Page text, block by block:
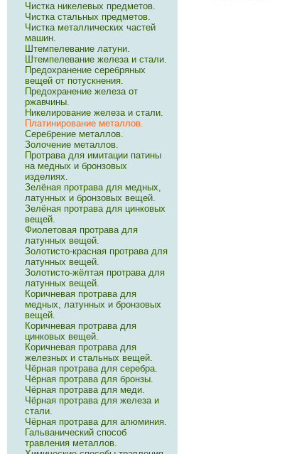
Чистка никелевых предметов.
Чистка стальных предметов.
Чистка металлических частей
машин.
Штемпелевание латуни.
Штемпелевание железа и стали.
Предохранение серебряных
вещей от потускнения.
Предохранение железа от
ржавчины.
Никелирование железа и стали.
Платинирование металлов.
Серебрение металлов.
Золочение металлов.
Протрава для имитации патины
на медных и бронзовых
изделиях.
Зелёная протрава для медных,
латунных и бронзовых вещей.
Зелёная протрава для цинковых
вещей.
Фиолетовая протрава для
латунных вещей.
Золотисто-красная протрава для
латунных вещей.
Золотисто-жёлтая протрава для
латунных вещей.
Коричневая протрава для
медных, латунных и бронзовых
вещей.
Коричневая протрава для
цинковых вещей.
Коричневая протрава для
железных и стальных вещей.
Чёрная протрава для серебра.
Чёрная протрава для бронзы.
Чёрная протрава для меди.
Чёрная протрава для железа и
стали.
Чёрная протрава для алюминия.
Гальванический способ
травления металлов.